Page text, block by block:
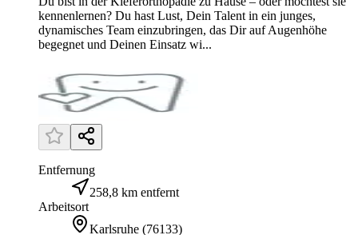
kennenlernen? Du hast Lust, Dein Talent in ein junges,
dynamisches Team einzubringen, das Dir auf Augenhöhe
begegnet und Deinen Einsatz wi...
Entfernung
258,8 km entfernt
Arbeitsort
Karlsruhe (76133)